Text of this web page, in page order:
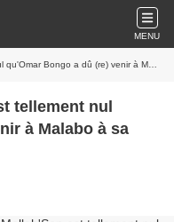
MENU
a dû (re) venir à Malabo à sa place !
tellement nul
à Malabo à sa